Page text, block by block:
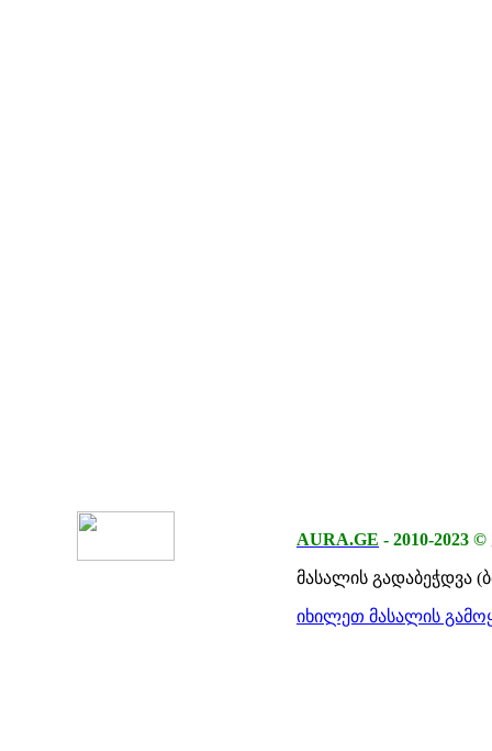
AURA.GE - 2010-2023 ©
მასალის გადაბეჭდვა
იხილეთ მასალის